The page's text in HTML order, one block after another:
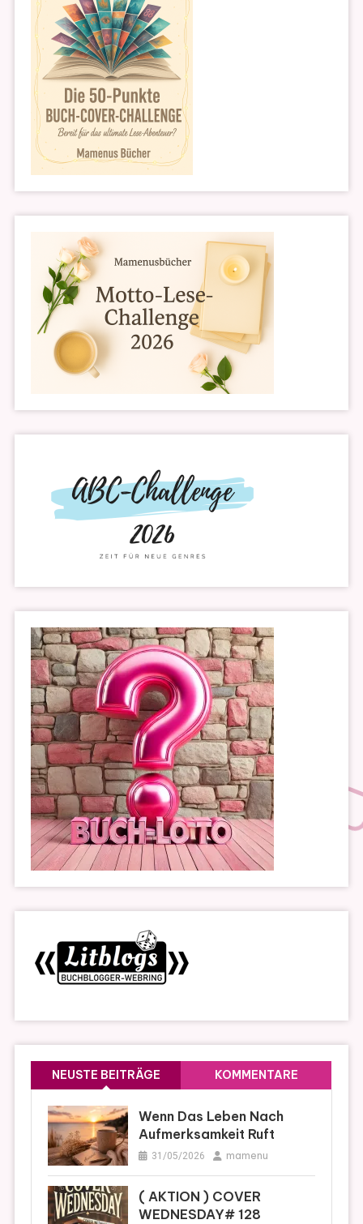
NEUSTE BEITRÄGE KOMMENTARE
Wenn Das Leben Nach
Aufmerksamkeit Ruft
31/05/2026 mamenu
( AKTION ) COVER
WEDNESDAY# 128